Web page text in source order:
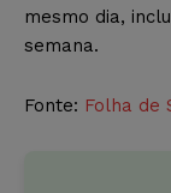
mesmo dia,
semana.
Fonte: Folha de